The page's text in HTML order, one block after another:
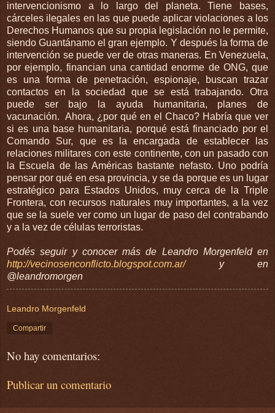
intervencionismo a lo largo del planeta. Tiene bases,
cárceles ilegales en las que puede aplicar violaciones a los
Derechos Humanos que su propia legislación no le permite,
siendo Guantánamo el gran ejemplo. Y después la forma de
intervención se puede ver de otras maneras. En Venezuela,
por ejemplo, financian una cantidad enorme de ONG, que
es una forma de penetración, espionaje, buscan trazar
contactos en la sociedad que se está trabajando. Otra
puede ser bajo la ayuda humanitaria, planes de
vacunación. Ahora, ¿por qué en el Chaco? Habría que ver
si es una base humanitaria, porqué está financiado por el
Comando Sur, que es la encargada de establecer las
relaciones militares con este continente, con un pasado con
la Escuela de las Américas bastante nefasto. Uno podría
pensar por qué en esa provincia, y se da porque es un lugar
estratégico para Estados Unidos, muy cerca de la Triple
Frontera, con recursos naturales muy importantes, a la vez
que se la suele ver como un lugar de paso del contrabando
y a la vez de células terroristas.
Podés seguir y conocer más de Leandro Morgenfeld en
http://vecinosenconflicto.blogspot.com.ar/y en
@leandromorgen
Leandro Morgenfeld
Compartir
No hay comentarios:
Publicar un comentario